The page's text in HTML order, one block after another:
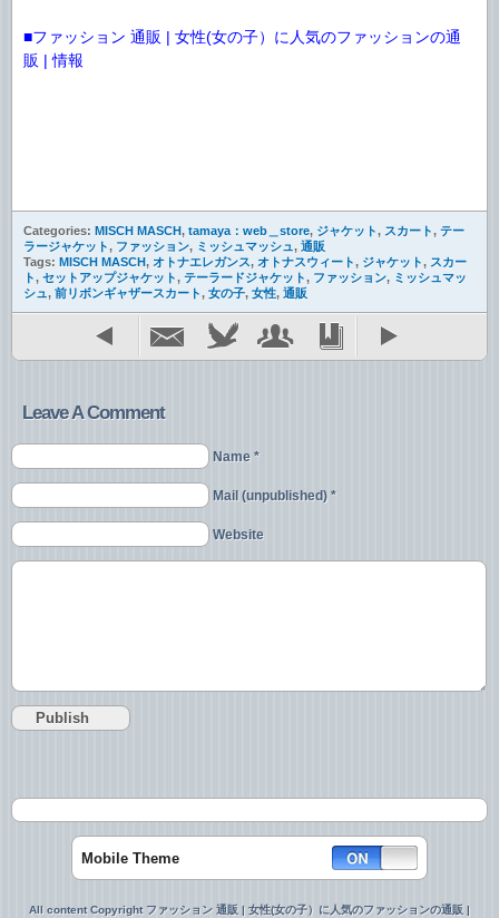
■ファッション 通販 | 女性(女の子）に人気のファッションの通
販 | 情報
Categories: MISCH MASCH, tamaya：web＿store, ジャケット, スカート, テー
ラージャケット, ファッション, ミッシュマッシュ , 通販
Tags: MISCH MASCH, オトナエレガンス, オトナスウィート, ジャケット, スカー
ト, セットアップジャケット, テーラードジャケット, ファッション, ミッシュマッ
シュ , 前リボンギャザースカート, 女の子, 女性, 通販
Leave A Comment
Name *
Mail (unpublished) *
Website
Mobile Theme
All content Copyright ファッション 通販 | 女性(女の子）に人気のファッションの通販 |